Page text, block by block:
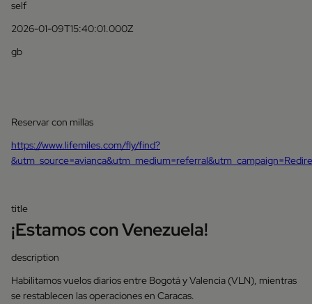
self
2026-01-09T15:40:01.000Z
gb
Reservar con millas
https://www.lifemiles.com/fly/find?
title
¡Estamos con Venezuela!
description
Habilitamos vuelos diarios entre Bogotá y Valencia (VLN), mientras
se restablecen las operaciones en Caracas.